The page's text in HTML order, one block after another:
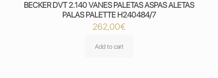
BECKER DVT 2.140 VANES PALETAS ASPAS ALETAS
PALAS PALETTE H240484/7
262,00€
Add to cart